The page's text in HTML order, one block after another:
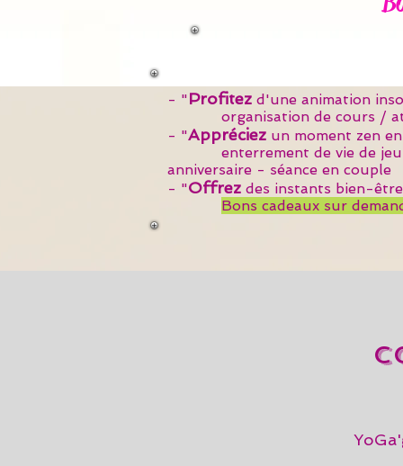
- "Profitez d'une animation
organisation de cours /
- "Appréciez un moment zen
enterrement de vie de
anniversaire - séance en couple
- "Offrez des instants bien-
Bons cadeaux sur